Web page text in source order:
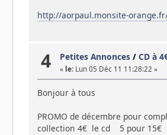
http://aorpaul.monsite-
4 Petites Annonces /CD à
« le: Lun 05 Déc 11 11:28:22 »
Bonjour à tous
PROMO de décembre pour
collection 4€ le cd 5 pour 15€